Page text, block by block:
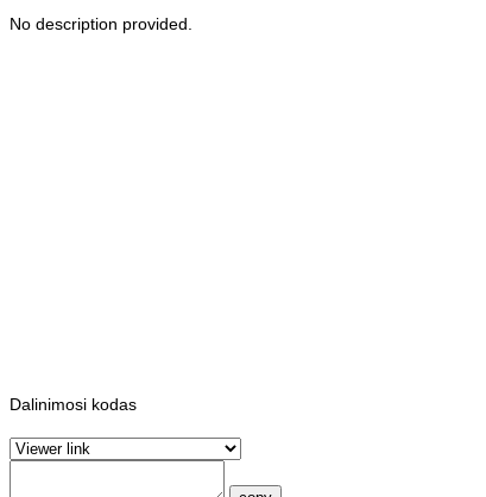
No description provided.
Dalinimosi kodas